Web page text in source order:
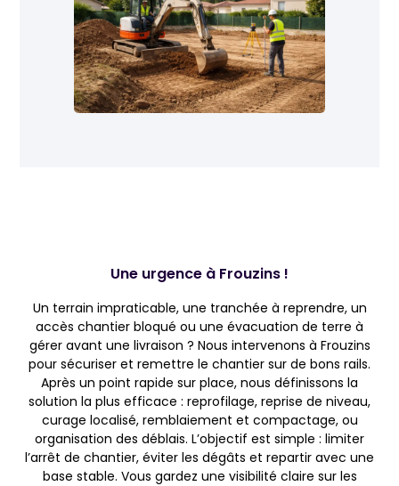
Une urgence à Frouzins !
Un terrain impraticable, une tranchée à reprendre, un
accès chantier bloqué ou une évacuation de terre à
gérer avant une livraison ? Nous intervenons à Frouzins
pour sécuriser et remettre le chantier sur de bons rails.
Après un point rapide sur place, nous définissons la
solution la plus efficace : reprofilage, reprise de niveau,
curage localisé, remblaiement et compactage, ou
organisation des déblais. L’objectif est simple : limiter
l’arrêt de chantier, éviter les dégâts et repartir avec une
base stable. Vous gardez une visibilité claire sur les